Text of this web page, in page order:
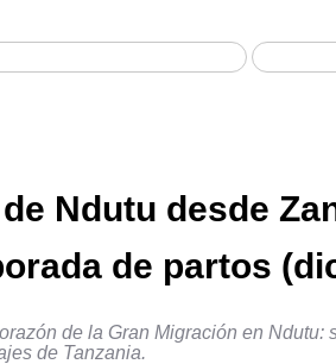
Ndutu desde
de partos
de la Gran Migración en
de Tanzania.